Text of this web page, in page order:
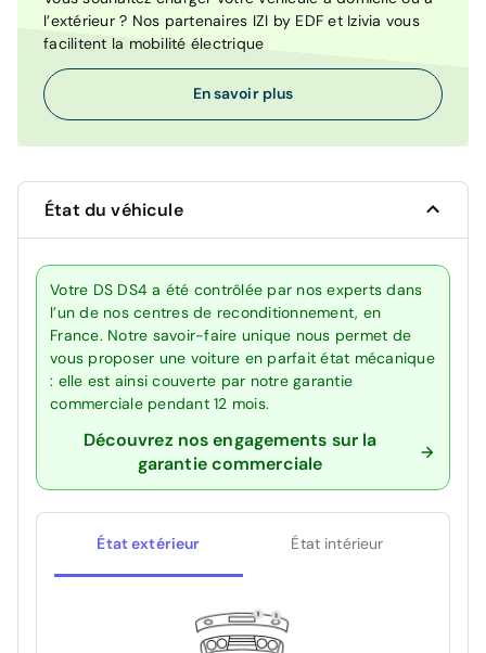
l’extérieur ? Nos partenaires IZI by EDF et Izivia vous
facilitent la mobilité électrique
En savoir plus
État du véhicule
Votre DS DS4 a été contrôlée par nos experts dans
l’un de nos centres de reconditionnement, en
France. Notre savoir-faire unique nous permet de
vous proposer une voiture en parfait état mécanique
: elle est ainsi couverte par notre garantie
commerciale pendant 12 mois.
Découvrez nos engagements sur la
garantie commerciale
État extérieur État intérieur